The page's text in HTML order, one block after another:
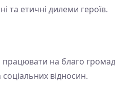
етичні дилеми героїв.
на благо
відносин.